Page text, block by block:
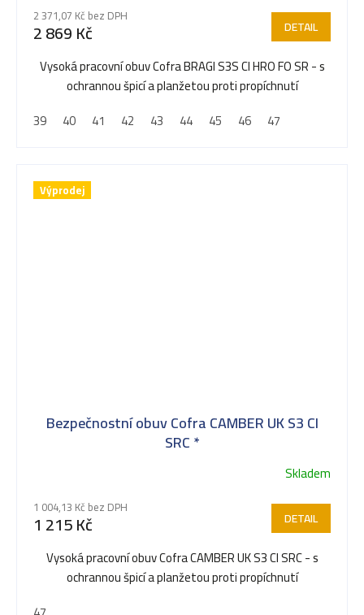
2 371,07 Kč bez DPH
2 869 Kč DETAIL
Vysoká pracovní obuv Cofra BRAGI S3S CI HRO FO SR - s
ochrannou špicí a planžetou proti propíchnutí
39
40 41 42 43 44 45 46 47
Výprodej
Bezpečnostní obuv Cofra CAMBER UK S3 CI
SRC *
Skladem
1 004,13 Kč bez DPH
1 215 Kč DETAIL
Vysoká pracovní obuv Cofra CAMBER UK S3 CI SRC - s
ochrannou špicí a planžetou proti propíchnutí